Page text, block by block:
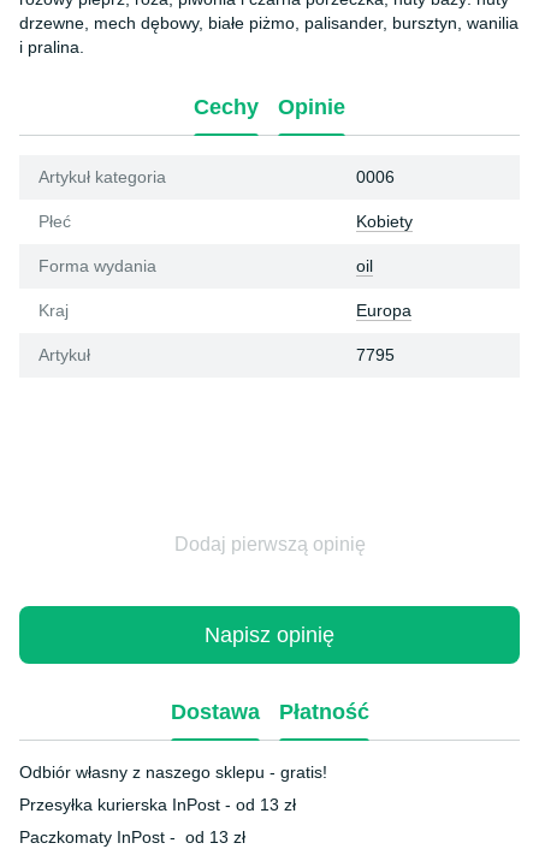
drzewne, mech dębowy, białe piżmo, palisander, bursztyn, wanilia
i pralina.
Cechy Opinie
Artykuł kategoria 0006
Płeć Kobiety
Forma wydania oil
Kraj Europa
Artykuł 7795
Dodaj pierwszą opinię
Napisz opinię
Dostawa Płatność
Odbiór własny z naszego sklepu - gratis!
Przesyłka kurierska InPost - od 13 zł
Paczkomaty InPost - od 13 zł